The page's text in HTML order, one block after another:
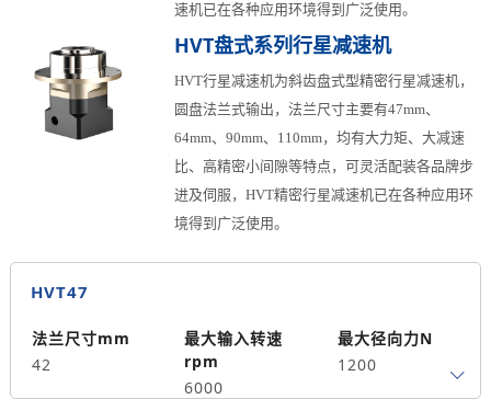
速机已在各种应用环境得到广泛使用。
HVT盘式系列行星减速机
HVT行星减速机为斜齿盘式型精密行星减速机，
圆盘法兰式输出，法兰尺寸主要有47mm、
64mm、90mm、110mm，均有大力矩、大减速
比、高精密小间隙等特点，可灵活配装各品牌步
进及伺服，HVT精密行星减速机已在各种应用环
境得到广泛使用。
HVT47
法兰尺寸mm
42
最大输入转速
rpm
6000
最大径向力N
1200